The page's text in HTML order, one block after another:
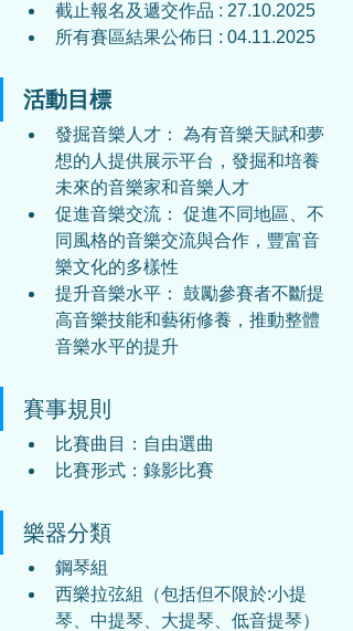
截止報名及遞交作品 : 27.10.2025
所有賽區結果公佈日 : 04.11.2025
活動目標
發掘音樂人才： 為有音樂天賦和夢
想的人提供展示平台，發掘和培養
未來的音樂家和音樂人才
促進音樂交流： 促進不同地區、不
同風格的音樂交流與合作，豐富音
樂文化的多樣性
提升音樂水平： 鼓勵參賽者不斷提
高音樂技能和藝術修養，推動整體
音樂水平的提升
賽事規則
比賽曲目：自由選曲
比賽形式：錄影比賽
樂器分類
鋼琴組
西樂拉弦組（包括但不限於:小提
琴、中提琴、大提琴、低音提琴）